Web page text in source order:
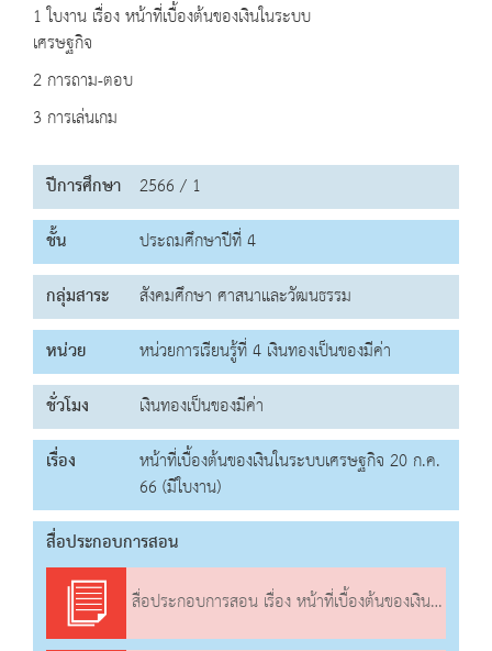
1 ใบงาน เรื่อง หน้าที่เบื้องต้นของเงินในระบบ
เศรษฐกิจ
2 การถาม-ตอบ
3 การเล่นเกม
ปีการศึกษา 2566 / 1
ชั้น
ประถมศึกษาปีที่ 4
กลุ่มสาระ
สังคมศึกษา ศาสนาและวัฒนธรรม
หน่วย
หน่วยการเรียนรู้ที่ 4 เงินทองเป็นของมีค่า
ชั่วโมง
เงินทองเป็นของมีค่า
เรื่อง
หน้าที่เบื้องต้นของเงินในระบบเศรษฐกิจ 20 ก.ค.
66 (มีใบงาน)
สื่อประกอบการสอน
สื่อประกอบการสอน เรื่อง หน้าที่เบื้องต้นของเงินในระบบ